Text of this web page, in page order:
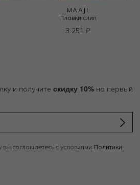
MAAJI
Плавки слип
3 251 ₽
и получите скидку 10% на первый
соглашаетесь с условиями Политики